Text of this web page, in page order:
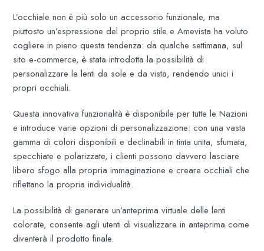
L’occhiale non è più solo un accessorio funzionale, ma
piuttosto un’espressione del proprio stile e Amevista ha voluto
cogliere in pieno questa tendenza: da qualche settimana, sul
sito e-commerce, è stata introdotta la possibilità di
personalizzare le lenti da sole e da vista, rendendo unici i
propri occhiali.
Questa innovativa funzionalità è disponibile per tutte le Nazioni
e introduce varie opzioni di personalizzazione: con una vasta
gamma di colori disponibili e declinabili in tinta unita, sfumata,
specchiate e polarizzate, i clienti possono davvero lasciare
libero sfogo alla propria immaginazione e creare occhiali che
riflettano la propria individualità.
La possibilità di generare un’anteprima virtuale delle lenti
colorate, consente agli utenti di visualizzare in anteprima come
diventerà il prodotto finale.